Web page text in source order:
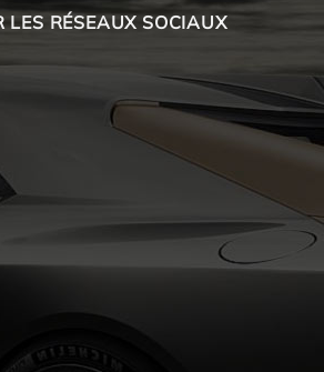
LES RÉSEAUX SOCIAUX